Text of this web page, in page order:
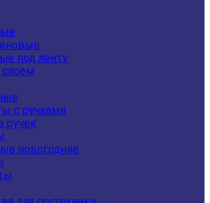
под ленту
с ручками
ручек
новогодние